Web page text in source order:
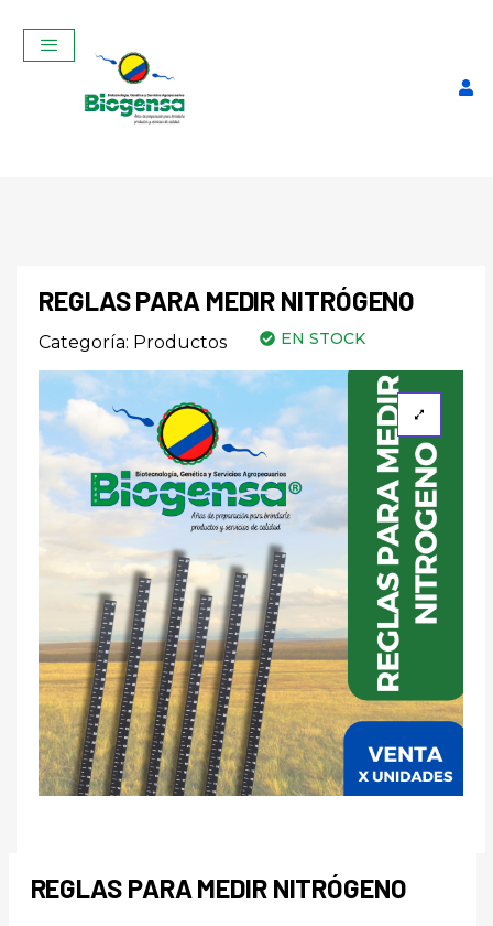
REGLAS PARA MEDIR NITRÓGENO
Categoría: Productos EN STOCK
REGLAS PARA MEDIR NITRÓGENO
SALVA TU GANADO:
PRIMEROS AUXILIOS
BOVINOS MARZO 2026
$
150,00 ADD